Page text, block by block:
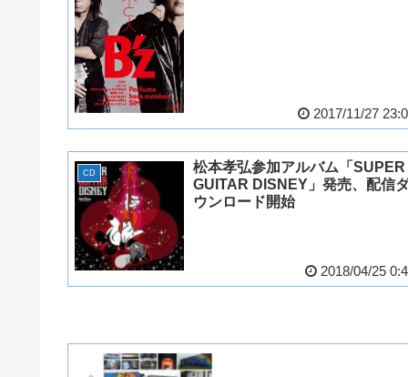
2017/11/27
CD
松本孝弘参加アルバム「SUPER
GUITAR DISNEY」発売、配信
ウンロード開始
2018/04/25